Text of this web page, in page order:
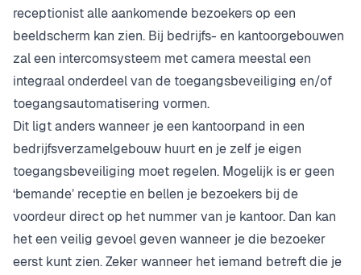
receptionist alle aankomende bezoekers op een
beeldscherm kan zien. Bij bedrijfs- en kantoorgebouwen
zal een intercomsysteem met camera meestal een
integraal onderdeel van de toegangsbeveiliging en/of
toegangsautomatisering vormen.
Dit ligt anders wanneer je een kantoorpand in een
bedrijfsverzamelgebouw huurt en je zelf je eigen
toegangsbeveiliging moet regelen. Mogelijk is er geen
‘bemande’ receptie en bellen je bezoekers bij de
voordeur direct op het nummer van je kantoor. Dan kan
het een veilig gevoel geven wanneer je die bezoeker
eerst kunt zien. Zeker wanneer het iemand betreft die je